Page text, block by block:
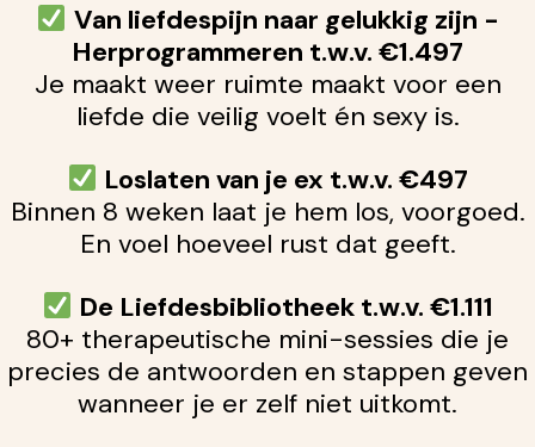
Van liefdespijn naar gelukkig zijn -
Herprogrammeren t.w.v. €1.497
Je maakt weer ruimte maakt voor een
liefde die veilig voelt én sexy is.
Loslaten van je ex t.w.v. €497
Binnen 8 weken laat je hem los, voorgoed.
En voel hoeveel rust dat geeft.
De Liefdesbibliotheek t.w.v. €1.111
80+ therapeutische mini-sessies die je
precies de antwoorden en stappen geven
wanneer je er zelf niet uitkomt.